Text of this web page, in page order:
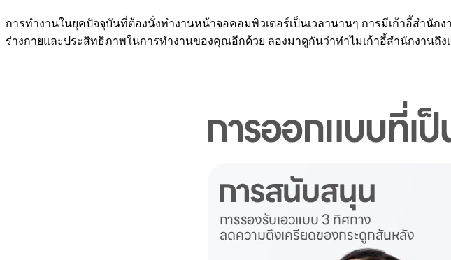
การทำงานในยุคปัจจุบันที่ต้องนั่งทำงานหน้าจอคอมพิวเตอร์เป็นเวลานานๆ การมีเก้าอี้สำนั
ร่างกายและประสิทธิภาพในการทำงานของคุณอีกด้วย ลองมาดูกันว่าทำไมเก้าอี้สำนักงานถึ